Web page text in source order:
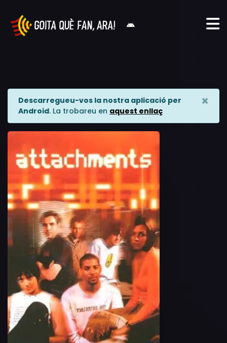
Descarregueu-vos la nostra aplicació per
Android. La trobareu en aquest enllaç
×